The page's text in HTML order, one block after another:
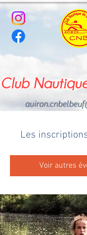
Club
Les
Voir autres